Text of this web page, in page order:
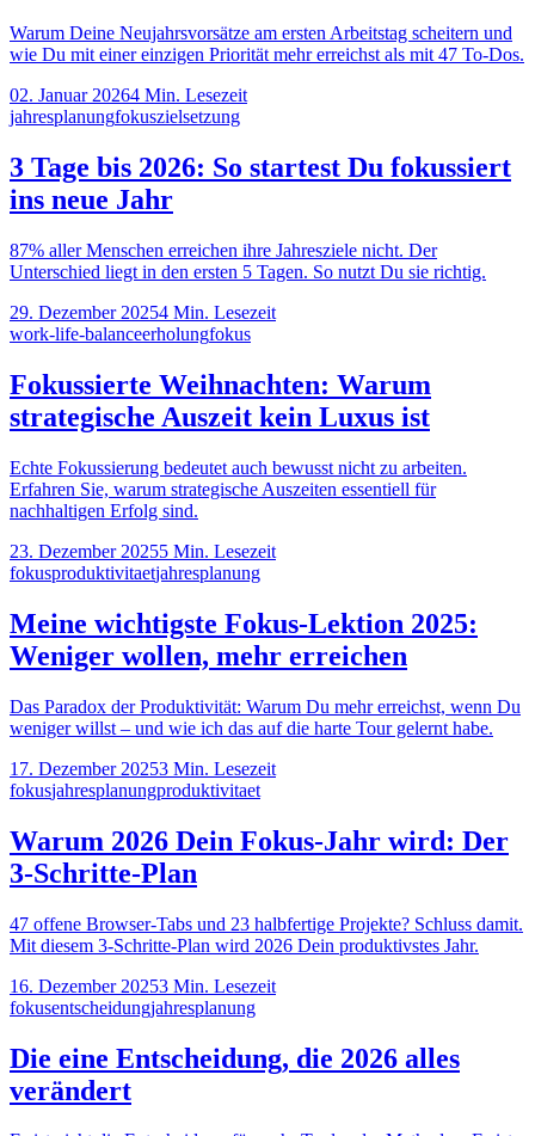
Warum Deine Neujahrsvorsätze am ersten Arbeitstag scheitern und
wie Du mit einer einzigen Priorität mehr erreichst als mit 47 To-Dos.
02. Januar 20264 Min. Lesezeit
jahresplanungfokuszielsetzung
3 Tage bis 2026: So startest Du fokussiert
ins neue Jahr
87% aller Menschen erreichen ihre Jahresziele nicht. Der
Unterschied liegt in den ersten 5 Tagen. So nutzt Du sie richtig.
29. Dezember 20254 Min. Lesezeit
work-life-balanceerholungfokus
Fokussierte Weihnachten: Warum
strategische Auszeit kein Luxus ist
Echte Fokussierung bedeutet auch bewusst nicht zu arbeiten.
Erfahren Sie, warum strategische Auszeiten essentiell für
nachhaltigen Erfolg sind.
23. Dezember 20255 Min. Lesezeit
fokusproduktivitaetjahresplanung
Meine wichtigste Fokus-Lektion 2025:
Weniger wollen, mehr erreichen
Das Paradox der Produktivität: Warum Du mehr erreichst, wenn Du
weniger willst – und wie ich das auf die harte Tour gelernt habe.
17. Dezember 20253 Min. Lesezeit
fokusjahresplanungproduktivitaet
Warum 2026 Dein Fokus-Jahr wird: Der
3-Schritte-Plan
47 offene Browser-Tabs und 23 halbfertige Projekte? Schluss damit.
Mit diesem 3-Schritte-Plan wird 2026 Dein produktivstes Jahr.
16. Dezember 20253 Min. Lesezeit
fokusentscheidungjahresplanung
Die eine Entscheidung, die 2026 alles
verändert